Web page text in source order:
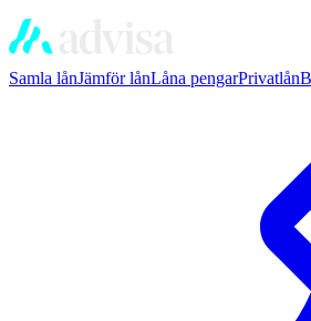
Samla lånJämför lånLåna pengarPrivatlån